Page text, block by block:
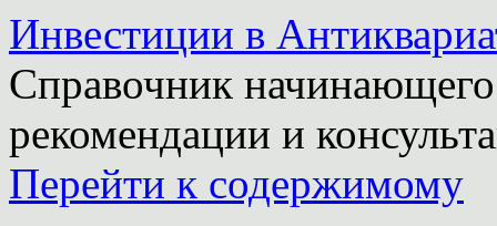
Инвестиции в
Справочник
рекомендации и
Перейти к содержимому